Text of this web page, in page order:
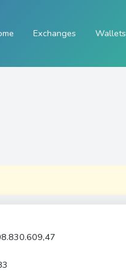
Exchanges Wallets